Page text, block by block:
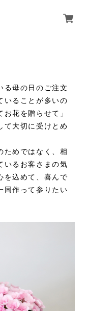
る母の日のご注文
いることが多いの
花を贈らせて」
て大切に受けとめ
ためではなく、相
いるお客さまの気
を込めて、喜んで
同作って参りたい